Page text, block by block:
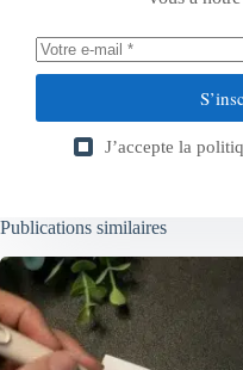
J’accepte la
Publications similaires